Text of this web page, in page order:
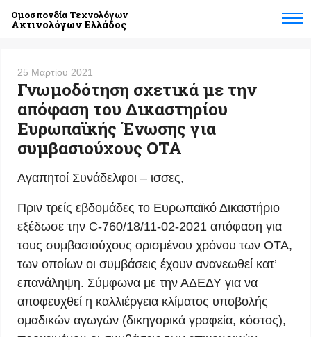
Ομοσπονδία Τεχνολόγων
Ακτινολόγων Ελλάδος
25 Μαρτίου 2021
Γνωμοδότηση σχετικά με την
απόφαση του Δικαστηρίου
Ευρωπαϊκής Ένωσης για
συμβασιούχους ΟΤΑ
Αγαπητοί Συνάδελφοι – ισσες,
Πριν τρείς εβδομάδες το Ευρωπαϊκό Δικαστήριο
εξέδωσε την C-760/18/11-02-2021 απόφαση για
τους συμβασιούχους ορισμένου χρόνου των ΟΤΑ,
των οποίων οι συμβάσεις έχουν ανανεωθεί κατ’
επανάληψη. Σύμφωνα με την ΑΔΕΔΥ για να
αποφευχθεί η καλλιέργεια κλίματος υποβολής
ομαδικών αγωγών (δικηγορικά γραφεία, κόστος),